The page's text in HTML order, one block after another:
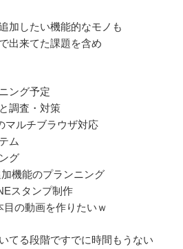
加したい機能的なモノも
出来てた課題を含め
ング予定
調査・対策
マルチブラウザ対応
ム
グ
機能のプランニング
スタンプ制作
目の動画を作りたいｗ
てる段階ですでに時間もうない